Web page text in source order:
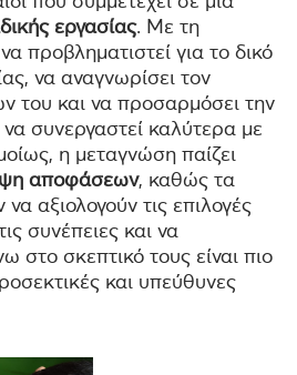
εργασίας. Με τη
προβληματιστεί για το δικό
να αναγνωρίσει τον
του και να προσαρμόσει την
συνεργαστεί καλύτερα με
η μεταγνώση παίζει
αποφάσεων, καθώς τα
αξιολογούν τις επιλογές
συνέπειες και να
στο σκεπτικό τους είναι πιο
και υπεύθυνες